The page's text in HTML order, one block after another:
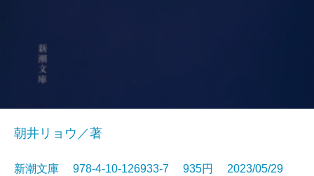
朝井リョウ／著
新潮文庫 978-4-10-126933-7 935円 2023/05/29